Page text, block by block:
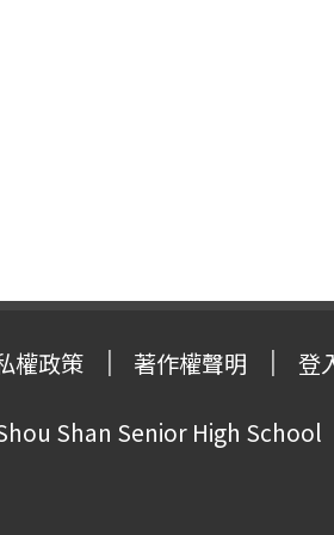
權政策 著作權聲明 登
Shan Senior High School